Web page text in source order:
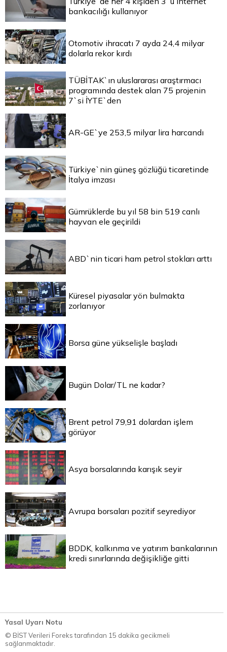
bankacılığı kullanıyor
Otomotiv ihracatı 7 ayda 24,4 milyar
dolarla rekor kırdı
TÜBİTAK`ın uluslararası araştırmacı
programında destek alan 75 projenin
7`si İYTE`den
AR-GE`ye 253,5 milyar lira harcandı
Türkiye`nin güneş gözlüğü ticaretinde
İtalya imzası
Gümrüklerde bu yıl 58 bin 519 canlı
hayvan ele geçirildi
ABD`nin ticari ham petrol stokları arttı
Küresel piyasalar yön bulmakta
zorlanıyor
Borsa güne yükselişle başladı
Bugün Dolar/TL ne kadar?
Brent petrol 79,91 dolardan işlem
görüyor
Asya borsalarında karışık seyir
Avrupa borsaları pozitif seyrediyor
BDDK, kalkınma ve yatırım bankalarının
kredi sınırlarında değişikliğe gitti
Yasal Uyarı Notu
© BİST Verileri Foreks tarafından 15 dakika gecikmeli
sağlanmaktadır.